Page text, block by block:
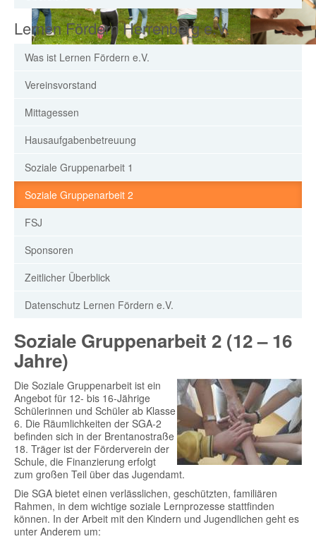
Lernen Fördern Herrenberg e.V.
Was ist Lernen Fördern e.V.
Vereinsvorstand
Mittagessen
Hausaufgabenbetreuung
Soziale Gruppenarbeit 1
Soziale Gruppenarbeit 2
FSJ
Sponsoren
Zeitlicher Überblick
Datenschutz Lernen Fördern e.V.
Soziale Gruppenarbeit 2 (12 – 16
Jahre)
Die Soziale Gruppenarbeit ist ein
Angebot für 12- bis 16-Jährige
Schülerinnen und Schüler ab Klasse
6. Die Räumlichkeiten der SGA-2
befinden sich in der Brentanostraße
18. Träger ist der Förderverein der
Schule, die Finanzierung erfolgt
zum großen Teil über das Jugendamt.
Die SGA bietet einen verlässlichen, geschützten, familiären
Rahmen, in dem wichtige soziale Lernprozesse stattfinden
können. In der Arbeit mit den Kindern und Jugendlichen geht es
unter Anderem um: